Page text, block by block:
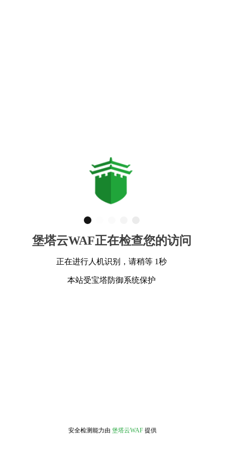
堡塔云WAF正在检查您的访问
正在进行人机识别，请稍等 1秒
本站受宝塔防御系统保护
安全检测能力由 堡塔云WAF 提供